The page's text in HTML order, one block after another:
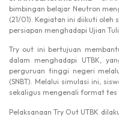
bimbingan belajar Neutron
(21/01). Kegiatan ini diikuti oleh
persiapan menghadapi Ujian
Try out ini bertujuan
dalam menghadapi UTBK,
perguruan tinggi negeri
(SNBT). Melalui simulasi ini,
sekaligus mengenali format tes
Pelaksanaan Try Out UTBK